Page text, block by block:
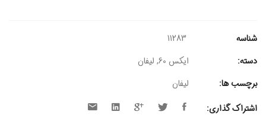
شناسه
11283
دسته:
ایکس 60 , لیفان
برچسب ها:
لیفان
اشتراک گذاری: